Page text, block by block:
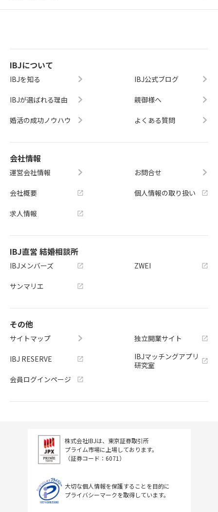
IBJについて
IBJを知る
IBJが選ばれる理由
婚活の成功ノウハウ
IBJ公式ブログ
親御様へ
よくある質問
会社情報
運営会社情報
会社概要
求人情報
お問合せ
個人情報の取り扱い
IBJ直営 結婚相談所
IBJメンバーズ
サンマリエ
ZWEI
その他
サイトマップ
IBJ RESERVE
会員ログインページ
独立開業サイト
IBJマッチングアプリ
研究室
株式会社IBJは、東京証券取引所
プライム市場に上場しております。
（証券コード：6071）
大切な個人情報を保護することを目的に
プライバシーマークを取得しています。